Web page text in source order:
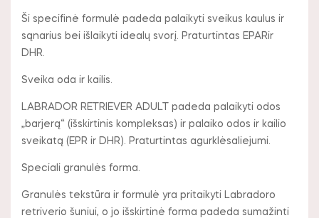
Ši specifinė formulė padeda palaikyti sveikus kaulus ir
sąnarius bei išlaikyti idealų svorį. Praturtintas EPARir
DHR.
Sveika oda ir kailis.
LABRADOR RETRIEVER ADULT padeda palaikyti odos
„barjerą“ (išskirtinis kompleksas) ir palaiko odos ir kailio
sveikatą (EPR ir DHR). Praturtintas agurklėsaliejumi.
Speciali granulės forma.
Granulės tekstūra ir formulė yra pritaikyti Labradoro
retriverio šuniui, o jo išskirtinė forma padeda sumažinti